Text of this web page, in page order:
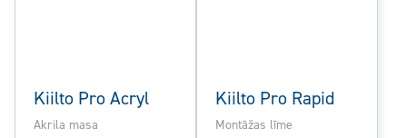
Kiilto Pro Acryl
Akrila masa
Kiilto Pro Rapid
Montāžas līme